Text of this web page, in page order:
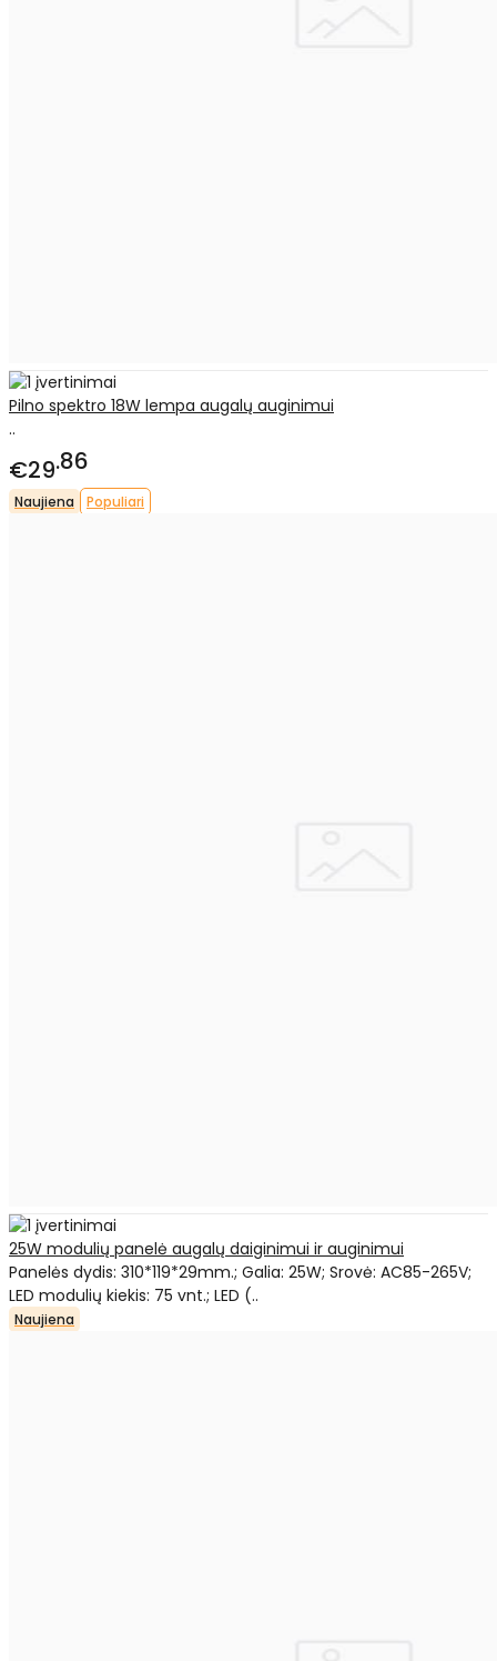
Pilno spektro 18W lempa augalų auginimui
..
€29 86
Naujiena Populiari
25W modulių panelė augalų daiginimui ir auginimui
Panelės dydis: 310*119*29mm.; Galia: 25W; Srovė: AC85-265V;
LED modulių kiekis: 75 vnt.; LED (..
Naujiena